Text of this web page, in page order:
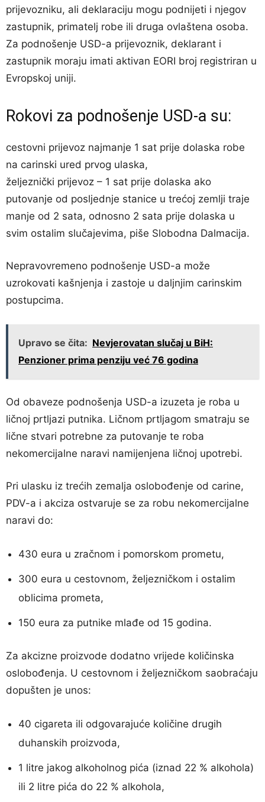
prijevozniku, ali deklaraciju mogu podnijeti i njegov
zastupnik, primatelj robe ili druga ovlaštena osoba.
Za podnošenje USD-a prijevoznik, deklarant i
zastupnik moraju imati aktivan EORI broj registriran u
Evropskoj uniji.
Rokovi za podnošenje USD-a su:
cestovni prijevoz najmanje 1 sat prije dolaska robe
na carinski ured prvog ulaska,
željeznički prijevoz – 1 sat prije dolaska ako
putovanje od posljednje stanice u trećoj zemlji traje
manje od 2 sata, odnosno 2 sata prije dolaska u
svim ostalim slučajevima, piše Slobodna Dalmacija.
Nepravovremeno podnošenje USD-a može
uzrokovati kašnjenja i zastoje u daljnjim carinskim
postupcima.
Upravo se čita: Nevjerovatan slučaj u BiH:
Penzioner prima penziju već 76 godina
Od obaveze podnošenja USD-a izuzeta je roba u
ličnoj prtljazi putnika. Ličnom prtljagom smatraju se
lične stvari potrebne za putovanje te roba
nekomercijalne naravi namijenjena ličnoj upotrebi.
Pri ulasku iz trećih zemalja oslobođenje od carine,
PDV-a i akciza ostvaruje se za robu nekomercijalne
naravi do:
430 eura u zračnom i pomorskom prometu,
300 eura u cestovnom, željezničkom i ostalim
oblicima prometa,
150 eura za putnike mlađe od 15 godina.
Za akcizne proizvode dodatno vrijede količinska
oslobođenja. U cestovnom i željezničkom saobraćaju
dopušten je unos:
40 cigareta ili odgovarajuće količine drugih
duhanskih proizvoda,
1 litre jakog alkoholnog pića (iznad 22 % alkohola)
ili 2 litre pića do 22 % alkohola,